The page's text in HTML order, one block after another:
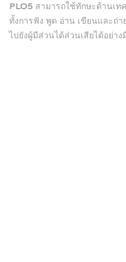
PLO5 สามารถใช้ทักษะด้านเท
ทั้งการฟัง พูด อ่าน เขียนและถ่
ไปยังผู้มีส่วนได้ส่วนเสียได้อย่า